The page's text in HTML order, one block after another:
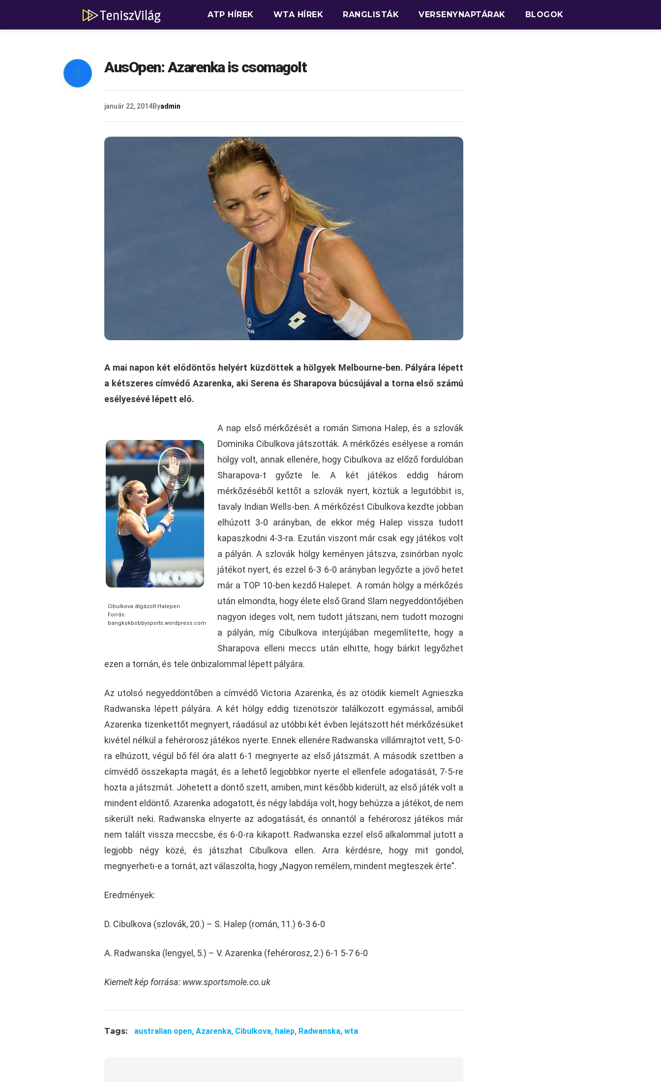
ATP HÍREK WTA HÍREK RANGLISTÁK VERSENYNAPTÁRAK BLOGOK
 AusOpen: Azarenka is csomagolt
január 22, 2014Byadmin
A mai napon két elődöntős helyért küzdöttek a hölgyek Melbourne-ben. Pályára lépett
a kétszeres címvédő Azarenka, aki Serena és Sharapova búcsújával a torna első számú
esélyesévé lépett elő.
Cibulkova átgázolt Halepen
Forrás:
bangkokbobbysports.wordpress.com
A nap első mérkőzését a román Simona Halep, és a szlovák
Dominika Cibulkova játszották. A mérkőzés esélyese a román
hölgy volt, annak ellenére, hogy Cibulkova az előző fordulóban
Sharapova-t győzte le. A két játékos eddig három
mérkőzéséből kettőt a szlovák nyert, köztük a legutóbbit is,
tavaly Indian Wells-ben. A mérkőzést Cibulkova kezdte jobban
elhúzott 3-0 arányban, de ekkor még Halep vissza tudott
kapaszkodni 4-3-ra. Ezután viszont már csak egy játékos volt
a pályán. A szlovák hölgy keményen játszva, zsinórban nyolc
játékot nyert, és ezzel 6-3 6-0 arányban legyőzte a jövő hetet
már a TOP 10-ben kezdő Halepet. A román hölgy a mérkőzés
után elmondta, hogy élete első Grand Slam negyeddöntőjében
nagyon ideges volt, nem tudott játszani, nem tudott mozogni
a pályán, míg Cibulkova interjújában megemlítette, hogy a
Sharapova elleni meccs után elhitte, hogy bárkit legyőzhet
ezen a tornán, és tele önbizalommal lépett pályára.
Az utolsó negyeddöntőben a címvédő Victoria Azarenka, és az ötödik kiemelt Agnieszka
Radwanska lépett pályára. A két hölgy eddig tizenötször találkozott egymással, amiből
Azarenka tizenkettőt megnyert, ráadásul az utóbbi két évben lejátszott hét mérkőzésüket
kivétel nélkül a fehérorosz játékos nyerte. Ennek ellenére Radwanska villámrajtot vett, 5-0-
ra elhúzott, végül bő fél óra alatt 6-1 megnyerte az első játszmát. A második szettben a
címvédő összekapta magát, és a lehető legjobbkor nyerte el ellenfele adogatását, 7-5-re
hozta a játszmát. Jöhetett a döntő szett, amiben, mint később kiderült, az első játék volt a
mindent eldöntő. Azarenka adogatott, és négy labdája volt, hogy behúzza a játékot, de nem
sikerült neki. Radwanska elnyerte az adogatását, és onnantól a fehérorosz játékos már
nem talált vissza meccsbe, és 6-0-ra kikapott. Radwanska ezzel első alkalommal jutott a
legjobb négy közé, és játszhat Cibulkova ellen. Arra kérdésre, hogy mit gondol,
megnyerheti-e a tornát, azt válaszolta, hogy „Nagyon remélem, mindent megteszek érte”.
Eredmények:
D. Cibulkova (szlovák, 20.) – S. Halep (román, 11.) 6-3 6-0
A. Radwanska (lengyel, 5.) – V. Azarenka (fehérorosz, 2.) 6-1 5-7 6-0
Kiemelt kép forrása: www.sportsmole.co.uk
Tags: australian open, Azarenka, Cibulkova, halep, Radwanska, wta